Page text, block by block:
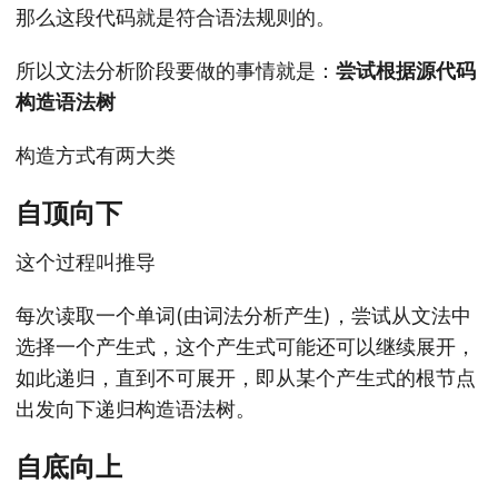
那么这段代码就是符合语法规则的。
所以文法分析阶段要做的事情就是： 尝试根据源代码
构造语法树
构造方式有两大类
自顶向下
这个过程叫推导
每次读取一个单词(由词法分析产生)，尝试从文法中
选择一个产生式，这个产生式可能还可以继续展开，
如此递归，直到不可展开，即从某个产生式的根节点
出发向下递归构造语法树。
自底向上